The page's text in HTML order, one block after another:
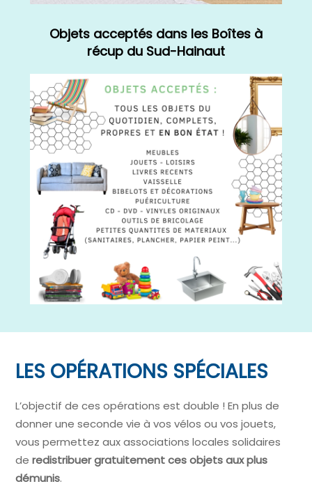
Objets acceptés dans les Boîtes à
récup du Sud-Hainaut
LES OPÉRATIONS SPÉCIALES
L’objectif de ces opérations est double ! En plus de
donner une seconde vie à vos vélos ou vos jouets,
vous permettez aux associations locales solidaires
deredistribuer gratuitement ces objets aux plus
démunis.